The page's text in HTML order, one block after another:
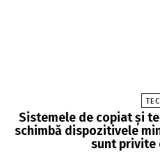
Sistemele de copiat și
schimbă dispozitivele
sunt privite